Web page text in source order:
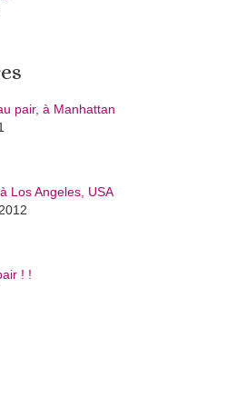
pair, à Manhattan
Los Angeles, USA
! !